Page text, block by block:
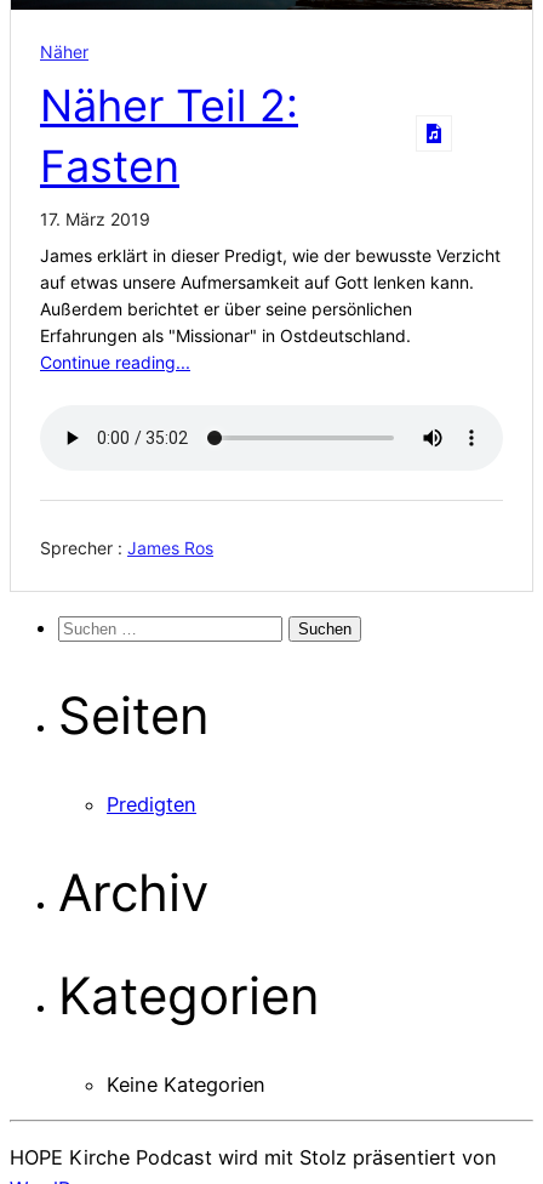
Näher
Näher Teil 2:
Fasten
17. März 2019
James erklärt in dieser Predigt, wie der bewusste Verzicht
auf etwas unsere Aufmersamkeit auf Gott lenken kann.
Außerdem berichtet er über seine persönlichen
Erfahrungen als "Missionar" in Ostdeutschland.
Continue reading...
Sprecher : James Ros
Suchen
Seiten
Predigten
Archiv
Kategorien
Keine Kategorien
HOPE Kirche Podcast wird mit Stolz präsentiert von